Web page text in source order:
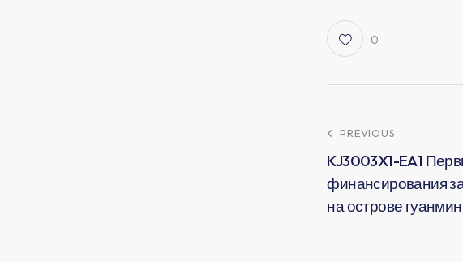
0
PREVIOUS
KJ3003X1-EA1
финансирования
на острове гуанмин